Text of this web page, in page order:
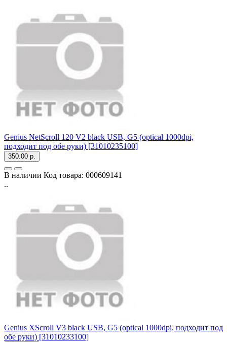
Genius NetScroll 120 V2 black USB, G5 (optical 1000dpi,
подходит под обе руки) [31010235100]
350.00 р.
В наличии Код товара: 000609141
..
Genius XScroll V3 black USB, G5 (optical 1000dpi, подходит под
обе руки) [31010233100]